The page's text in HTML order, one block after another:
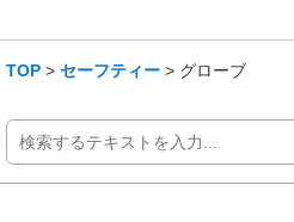
TOP > セーフティー > グローブ